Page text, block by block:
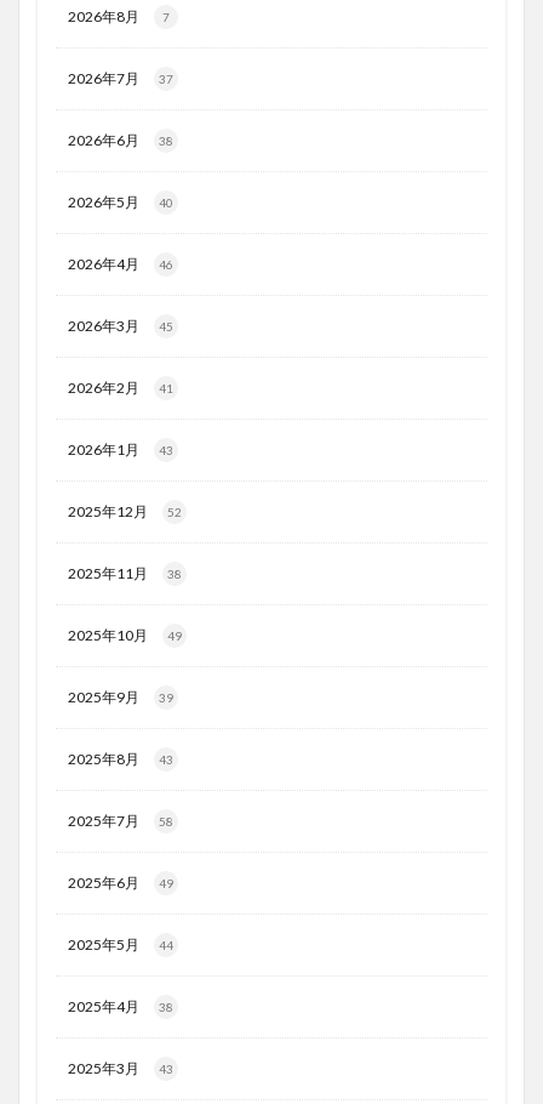
2026年8月 7
2026年7月 37
2026年6月 38
2026年5月 40
2026年4月 46
2026年3月 45
2026年2月 41
2026年1月 43
2025年12月 52
2025年11月 38
2025年10月 49
2025年9月 39
2025年8月 43
2025年7月 58
2025年6月 49
2025年5月 44
2025年4月 38
2025年3月 43